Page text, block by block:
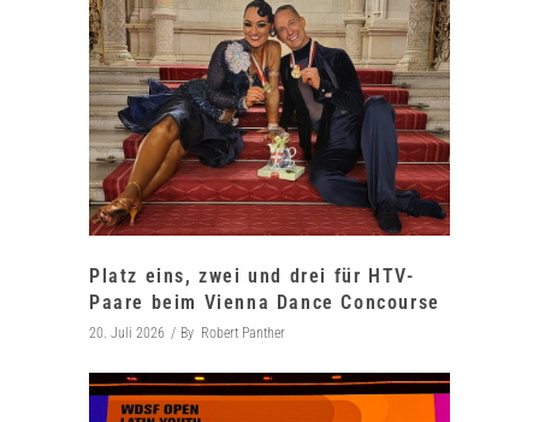
Platz eins, zwei und drei für HTV-
Paare beim Vienna Dance Concourse
20. Juli 2026 By Robert Panther